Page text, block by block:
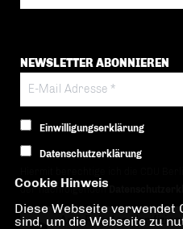
NEWSLETTER ABONNIEREN
Einwilligungserklärung
Datenschutzerklärung
der nachfolgenden
Anti-Roboter-
Cookie Hinweis
Diese Webseite verwendet
sind, um die Webseite zu